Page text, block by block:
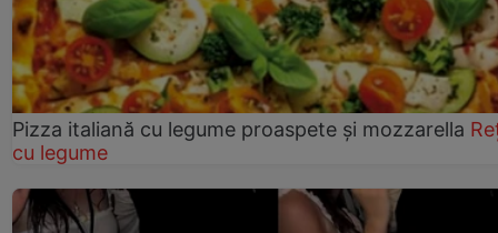
Pizza italiană cu legume proaspete și mozzarella
cu legume